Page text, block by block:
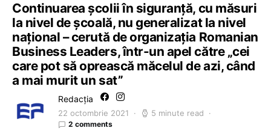
Continuarea școlii în siguranță, cu măsuri
la nivel de școală, nu generalizat la nivel
național – cerută de organizația Romanian
Business Leaders, într-un apel către „cei
care pot să oprească măcelul de azi, când
a mai murit un sat”
Redacția
22 octombrie 2021 5 minute read
2 comments